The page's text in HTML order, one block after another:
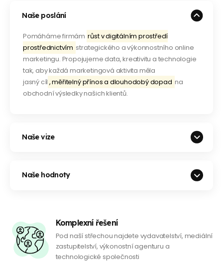
Naše poslání
Pomáháme firmám růst v digitálním prostředí
prostřednictvím strategického a výkonnostního online
marketingu. Propojujeme data, kreativitu a technologie
tak, aby každá marketingová aktivita měla
jasný cíl , měřitelný přínos a dlouhodobý dopad na
obchodní výsledky našich klientů.
Naše vize
Naše hodnoty
Komplexní řešení
Pod naší střechou najdete vydavatelství, mediální
zastupitelství, výkonostní agenturu a
technologické společnosti